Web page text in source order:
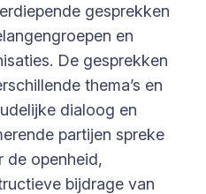
gesprekken
en
De gesprekken
thema’s en
dialoog en
partijen spreke
de openheid,
bijdrage van